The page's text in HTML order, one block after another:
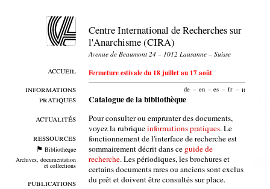
accueil
informations
pratiques
actualités
ressources
Bibliothèque
Archives, documentation
et collections
publications
Centre International de Recherches sur
l'Anarchisme (CIRA)
Avenue de Beaumont 24 – 1012 Lausanne – Suisse
Fermeture estivale du 18 juillet au 17 août
de – en – es – fr – it
Catalogue de la bibliothèque
Pour consulter ou emprunter des documents,
voyez la rubriqueinformations pratiques. Le
fonctionnement de l'interface de recherche est
sommairement décrit dans ce guide de
recherche. Les périodiques, les brochures et
certains documents rares ou anciens sont exclus
du prêt et doivent être consultés sur place.